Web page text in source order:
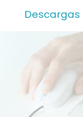
Descargas